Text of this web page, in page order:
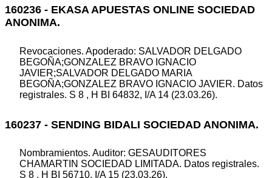
160236 - EKASA APUESTAS ONLINE SOCIEDAD
ANONIMA.
Revocaciones. Apoderado: SALVADOR DELGADO
BEGOÑA;GONZALEZ BRAVO IGNACIO
JAVIER;SALVADOR DELGADO MARIA
BEGOÑA;GONZALEZ BRAVO IGNACIO JAVIER. Datos
registrales. S 8 , H BI 64832, I/A 14 (23.03.26).
160237 - SENDING BIDALI SOCIEDAD ANONIMA.
Nombramientos. Auditor: GESAUDITORES
CHAMARTIN SOCIEDAD LIMITADA. Datos registrales.
S 8 , H BI 56710, I/A 15 (23.03.26).